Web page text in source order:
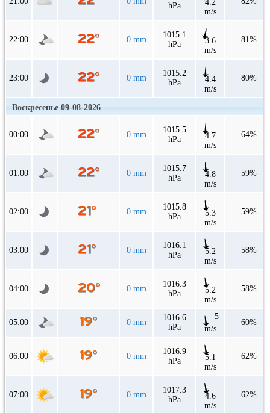
hPa
4.2
m/s
22:00 0 mm
1015.1
hPa
3.6
m/s
81%
23:00 0 mm
1015.2
hPa
4.4
m/s
80%
Воскресенье 09-08-2026
00:00 0 mm
1015.5
hPa
4.7
m/s
64%
01:00 0 mm
1015.7
hPa
4.8
m/s
59%
02:00 0 mm
1015.8
hPa
5.3
m/s
59%
03:00 0 mm
1016.1
hPa
5.2
m/s
58%
04:00 0 mm
1016.3
hPa
5.2
m/s
58%
05:00 0 mm
1016.6
hPa
5
m/s
60%
06:00 0 mm
1016.9
hPa
5.1
m/s
62%
07:00 0 mm
1017.3
hPa
4.6
m/s
62%